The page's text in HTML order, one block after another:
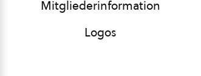
Mitgliederinformation
Logos